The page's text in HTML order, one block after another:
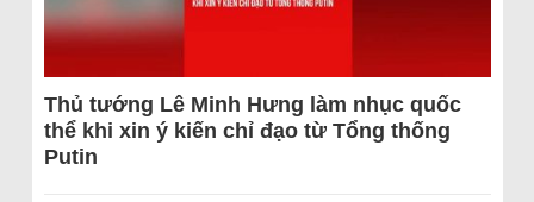
Thủ tướng Lê Minh Hưng làm nhục quốc
thể khi xin ý kiến chỉ đạo từ Tổng thống
Putin